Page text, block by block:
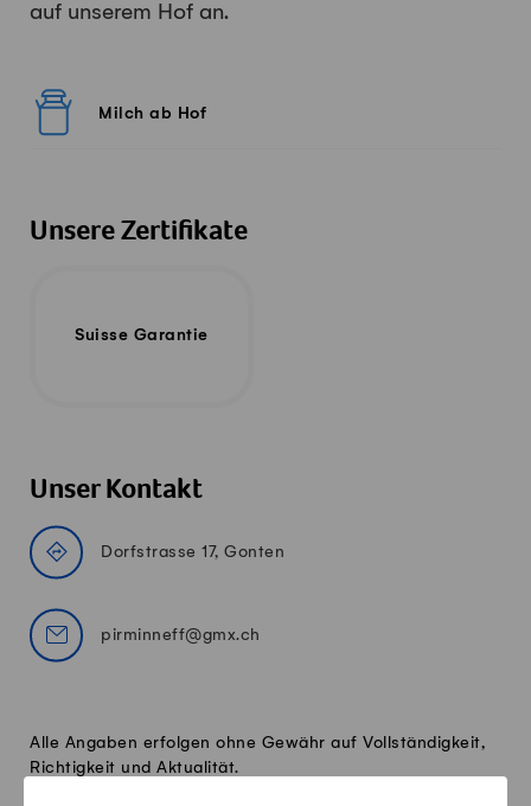
auf unserem Hof an.
Milch ab Hof
Unsere Zertifikate
Suisse Garantie
Unser Kontakt
Dorfstrasse 17, Gonten
pirminneff@gmx.ch
Alle Angaben erfolgen ohne Gewähr auf Vollständigkeit,
Richtigkeit und Aktualität.